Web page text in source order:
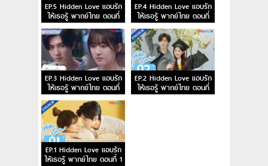
EP.5 Hidden Love แอบรัก
ให้เธอรู้ พากย์ไทย ตอนที่
5
EP.4 Hidden Love แอบรัก
ให้เธอรู้ พากย์ไทย ตอนที่
4
EP.3 Hidden Love แอบรัก
ให้เธอรู้ พากย์ไทย ตอนที่
3
EP.2 Hidden Love แอบรัก
ให้เธอรู้ พากย์ไทย ตอนที่
2
EP.1 Hidden Love แอบรัก
ให้เธอรู้ พากย์ไทย ตอนที่ 1